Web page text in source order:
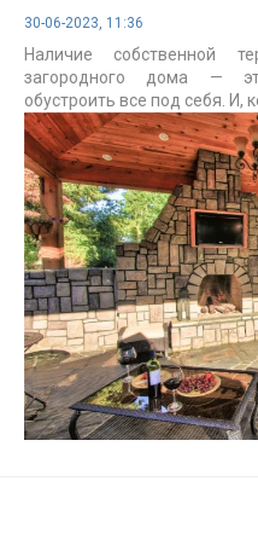
30-06-2023, 11:36
Наличие собственной
загородного дома —
обустроить все под себя. И,